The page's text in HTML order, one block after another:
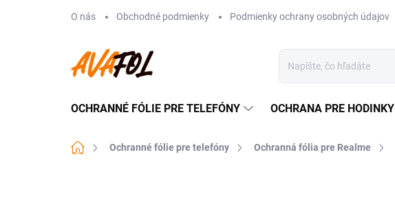
O nás Obchodné podmienky Podmienky ochrany osobných údajov
OCHRANNÉ FÓLIE PRE TELEFÓNY OCHRANA PRE HODINKY
DomovOchranné fólie pre telefóny Ochranná fólia pre Realme